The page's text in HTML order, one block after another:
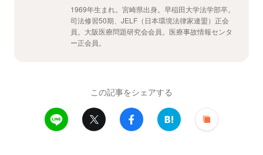
1969年生まれ。宮崎県出身。早稲田大学法学部卒。
司法修習50期、JELF（日本環境法律家連盟）正会
員。大阪医療問題研究会会員。医療事故情報センタ
ー正会員。
この記事をシェアする